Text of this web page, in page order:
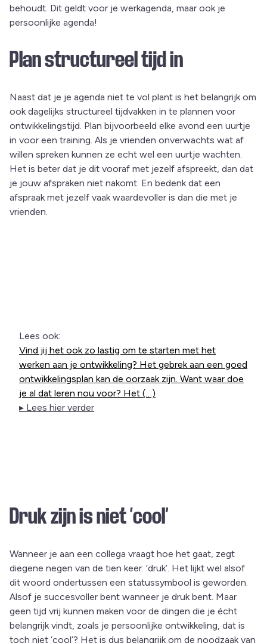
behoudt. Dit geldt voor je werkagenda, maar ook je
persoonlijke agenda!
Plan structureel tijd in
Naast dat je je agenda niet te vol plant is het belangrijk om
ook dagelijks structureel tijdvakken in te plannen voor
ontwikkelingstijd. Plan bijvoorbeeld elke avond een uurtje
in voor een training. Als je vrienden onverwachts wat af
willen spreken kunnen ze echt wel een uurtje wachten.
Het is beter dat je dit vooraf met jezelf afspreekt, dan dat
je jouw afspraken niet nakomt. En bedenk dat een
afspraak met jezelf vaak waardevoller is dan die met je
vrienden.
Lees ook:
Vind jij het ook zo lastig om te starten met het
werken aan je ontwikkeling? Het gebrek aan een goed
ontwikkelingsplan kan de oorzaak zijn. Want waar doe
je al dat leren nou voor? Het (…)
▸ Lees hier verder
Druk zijn is niet ‘cool’
Wanneer je aan een collega vraagt hoe het gaat, zegt
diegene negen van de tien keer: ‘druk’. Het lijkt wel alsof
dit woord ondertussen een statussymbool is geworden.
Alsof je succesvoller bent wanneer je druk bent. Maar
geen tijd vrij kunnen maken voor de dingen die je écht
belangrijk vindt, zoals je persoonlijke ontwikkeling, dat is
toch niet ‘cool’? Het is dus belangrijk om de noodzaak van